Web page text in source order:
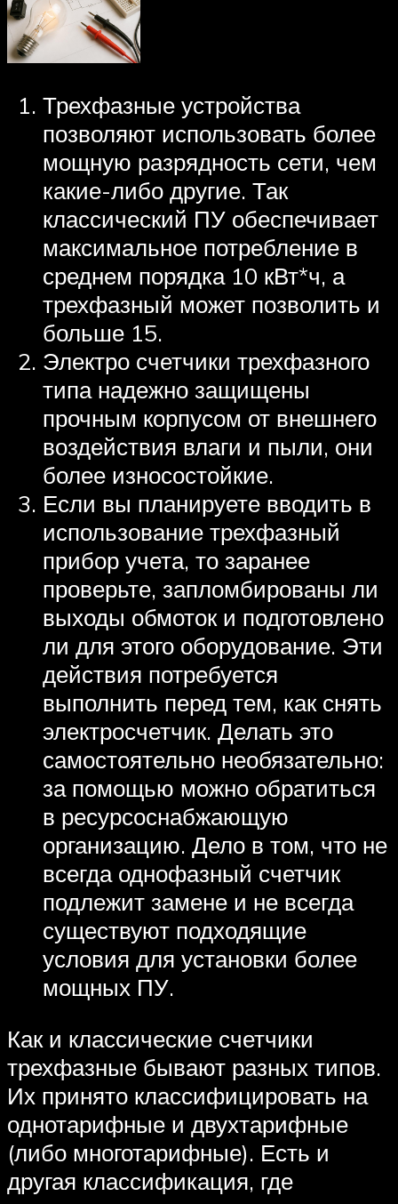
Трехфазные устройства
позволяют использовать более
мощную разрядность сети, чем
какие-либо другие. Так
классический ПУ обеспечивает
максимальное потребление в
среднем порядка 10 кВт*ч, а
трехфазный может позволить и
больше 15.
Электро счетчики трехфазного
типа надежно защищены
прочным корпусом от внешнего
воздействия влаги и пыли, они
более износостойкие.
Если вы планируете вводить в
использование трехфазный
прибор учета, то заранее
проверьте, запломбированы ли
выходы обмоток и подготовлено
ли для этого оборудование. Эти
действия потребуется
выполнить перед тем, как снять
электросчетчик. Делать это
самостоятельно необязательно:
за помощью можно обратиться
в ресурсоснабжающую
организацию. Дело в том, что не
всегда однофазный счетчик
подлежит замене и не всегда
существуют подходящие
условия для установки более
мощных ПУ.
Как и классические счетчики
трехфазные бывают разных типов.
Их принято классифицировать на
однотарифные и двухтарифные
(либо многотарифные). Есть и
другая классификация, где